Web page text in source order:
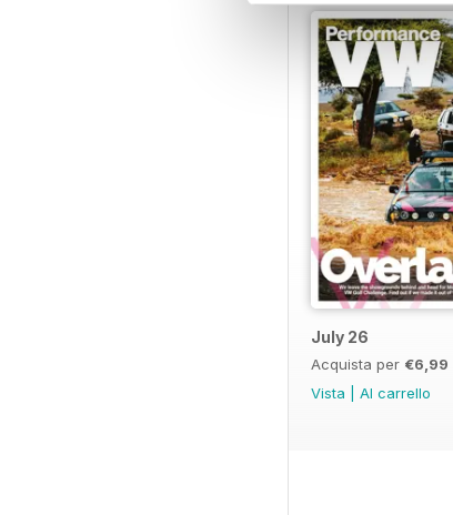
July 26
Acquista per €6,99
Vista
Al carrello